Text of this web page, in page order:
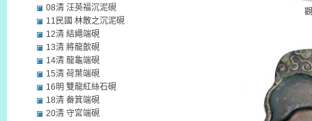
08清 汪英福沉泥硯
11民國 林散之沉泥硯
12清 結繩端硯
13清 將龍歙硯
14清 龍龜端硯
15清 荷葉端硯
16明 雙龍紅絲石硯
18清 畚箕端硯
20清 守宮端硯